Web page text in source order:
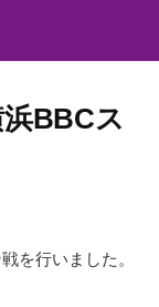
BBCス
を行いました。